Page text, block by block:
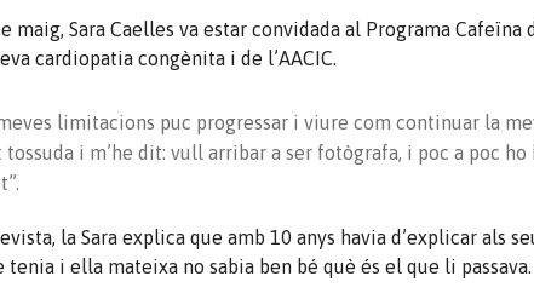
maig, Sara Caelles va estar convidada al Programa Cafeïna
cardiopatia congènita i de l’AACIC.
limitacions puc progressar i viure com continuar la
i m’he dit: vull arribar a ser fotògrafa, i poc a poc ho
la Sara explica que amb 10 anys havia d’explicar als
tenia i ella mateixa no sabia ben bé què és el que li passava.